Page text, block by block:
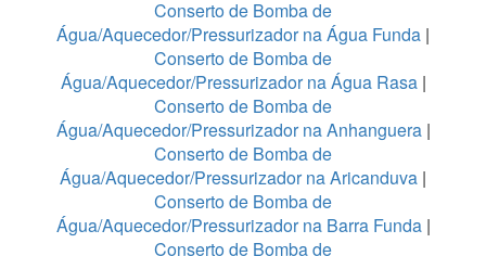
Conserto de Bomba de
Água/Aquecedor/Pressurizador na Água Funda |
Conserto de Bomba de
Água/Aquecedor/Pressurizador na Água Rasa |
Conserto de Bomba de
Água/Aquecedor/Pressurizador na Anhanguera|
Conserto de Bomba de
Água/Aquecedor/Pressurizador na Aricanduva |
Conserto de Bomba de
Água/Aquecedor/Pressurizador na Barra Funda |
Conserto de Bomba de